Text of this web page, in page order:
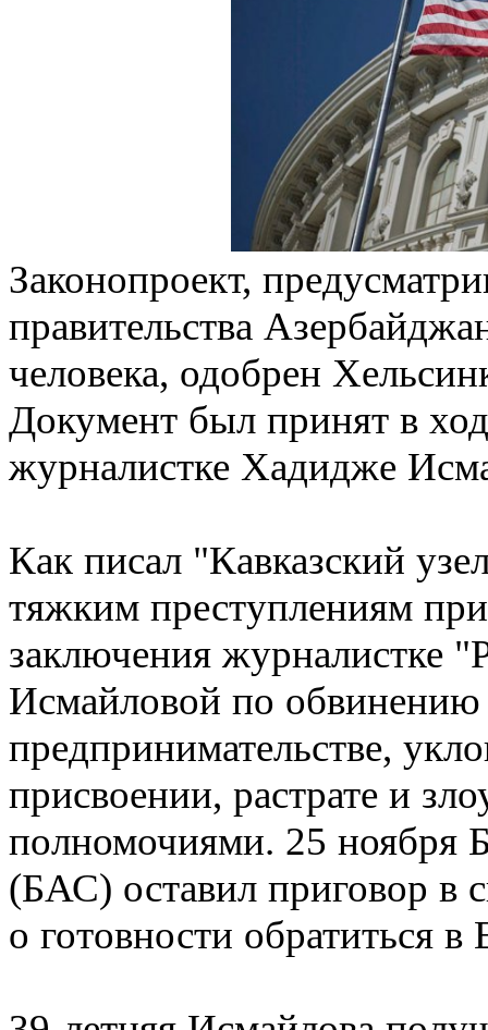
Законопроект,
правительства
человека, одобрен
Документ был принят в
журналистке Хадидже
Как писал "Кавказский
тяжким преступлениям
заключения журналистке
Исмайловой по обвинению
предпринимательстве,
присвоении, растрате и
полномочиями. 25 ноября
(БАС) оставил приговор в
о готовности обратиться